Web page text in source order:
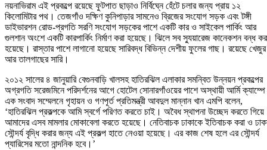
নয়নাভিরাম এই প্রকল্পে রয়েছে ফুটপাত ছাড়াও নির্বিঘ্নে হেঁটে চলার জন্য প্রায় ১২
কিলোমিটার পথ। তেজগাঁও দক্ষিণ কুনিপাড়ার সামনেও ব্রিজের সংযোগ সড়ক এবং টঙ্গী
ডাইভারশন রোড-প্রগতি সরণি সংযোগ সড়কের পাশে একটি কার ও সাইকেল পার্কিং আর
গুলশান অংশে একটি কারপার্কিং নির্মাণ করা হয়েছে। ঝিলে সব স্যুয়ারেজ কানেকশন বন্ধ
হয়েছে। রাস্তার পাশে লাগানো হয়েছে সারিবদ্ধ বিভিন্ন দেশীয় ফুলের গাছ। রয়েছে খেজুর
আর তালগাছের সারি।
২০১২ সালের ৪ জানুয়ারি বেগুনবাড়ি খালসহ হাতিরঝিল এলাকার সমন্বিত উন্নয়ন প্রকল্পের
অগ্রগতি সরেজমিনে পরিদর্শনের আগে হোটেল সোনারগাঁওয়ের পাশে অস্থায়ী আর্মি ক্যাম্পে
এক সংবাদ সম্মেলনে গৃহায়ন ও গণপূর্ত প্রতিমন্ত্রী আবদুল মান্নান খান এমপি বলেন,
‘হাতিরঝিল প্রকল্পকে আমি স্বর্গে পরিণত করতে চাই। অবৈধ স্থাপনা উচ্ছেদ করতে গিয়ে
আমাদের এসব মামলার মোকাবেলা করতে হয়েছে। নেতিবাচক ঢাকাকে ইতিবাচক করা ও
সৌন্দর্য বৃদ্ধি করার জন্য এই প্রকল্প হাতে নেওয়া হয়েছে। এর কাজ শেষ হলে এর সৌন্দর্য
প্যারিসের মতো নান্দনিক হবে।’